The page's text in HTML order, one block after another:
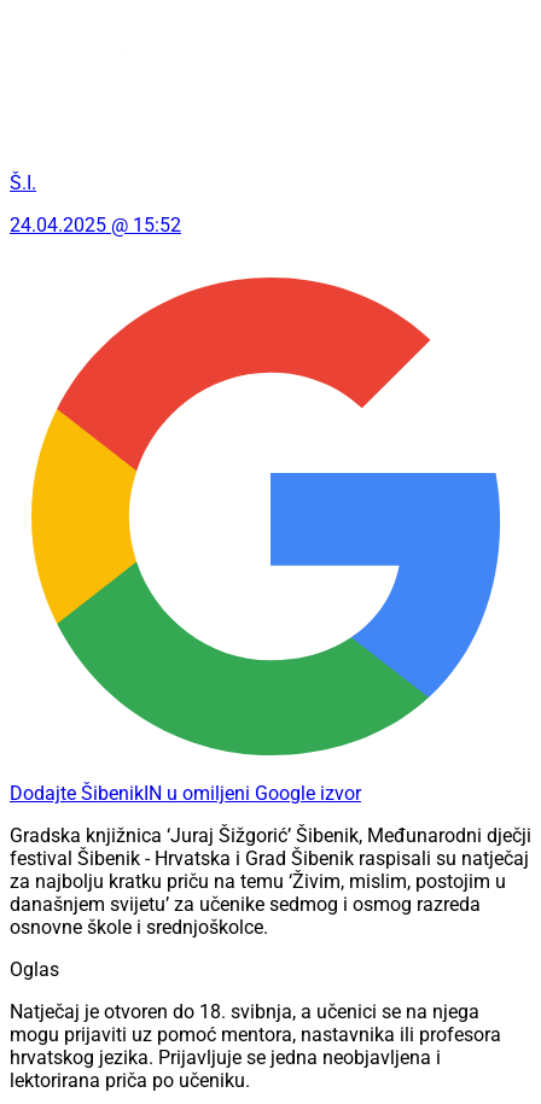
Š.I.
24.04.2025 @ 15:52
Dodajte ŠibenikIN u omiljeni Google izvor
Gradska knjižnica ‘Juraj Šižgorić’ Šibenik, Međunarodni dječji
festival Šibenik - Hrvatska i Grad Šibenik raspisali su natječaj
za najbolju kratku priču na temu ‘Živim, mislim, postojim u
današnjem svijetu’ za učenike sedmog i osmog razreda
osnovne škole i srednjoškolce.
Oglas
Natječaj je otvoren do 18. svibnja, a učenici se na njega
mogu prijaviti uz pomoć mentora, nastavnika ili profesora
hrvatskog jezika. Prijavljuje se jedna neobjavljena i
lektorirana priča po učeniku.